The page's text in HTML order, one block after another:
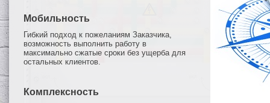
Мобильность
Гибкий подход к пожеланиям Заказчика,
возможность выполнить работу в
максимально сжатые сроки без ущерба для
остальных клиентов.
Комплексность